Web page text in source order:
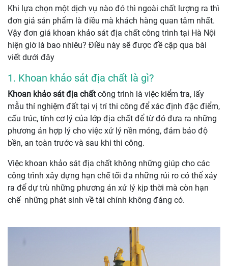
Khi lựa chọn một dịch vụ nào đó thì ngoài chất lượng ra thì
đơn giá sản phẩm là điều mà khách hàng quan tâm nhất.
Vậy đơn giá khoan khảo sát địa chất công trình tại Hà Nội
hiện giờ là bao nhiêu? Điều này sẽ được đề cập qua bài
viết dưới đây
1. Khoan khảo sát địa chất là gì?
Khoan khảo sát địa chấtcông trình là việc kiểm tra, lấy
mẫu thí nghiệm đất tại vị trí thi công để xác định đặc điểm,
cấu trúc, tính cơ lý của lớp địa chất để từ đó đưa ra những
phương án hợp lý cho việc xử lý nền móng, đảm bảo độ
bền, an toàn trước và sau khi thi công.
Việc khoan khảo sát địa chất không những giúp cho các
công trình xây dựng hạn chế tối đa những rủi ro có thể xảy
ra để dự trù những phương án xử lý kịp thời mà còn hạn
chế những phát sinh về tài chính không đáng có.